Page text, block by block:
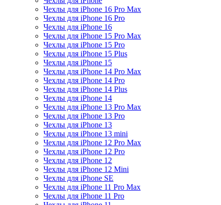
Чехлы для iPhone 16 Pro Max
Чехлы для iPhone 16 Pro
Чехлы для iPhone 16
Чехлы для iPhone 15 Pro Max
Чехлы для iPhone 15 Pro
Чехлы для iPhone 15 Plus
Чехлы для iPhone 15
Чехлы для iPhone 14 Pro Max
Чехлы для iPhone 14 Pro
Чехлы для iPhone 14 Plus
Чехлы для iPhone 14
Чехлы для iPhone 13 Pro Max
Чехлы для iPhone 13 Pro
Чехлы для iPhone 13
Чехлы для iPhone 13 mini
Чехлы для iPhone 12 Pro Max
Чехлы для iPhone 12 Pro
Чехлы для iPhone 12
Чехлы для iPhone 12 Mini
Чехлы для iPhone SE
Чехлы для iPhone 11 Pro Max
Чехлы для iPhone 11 Pro